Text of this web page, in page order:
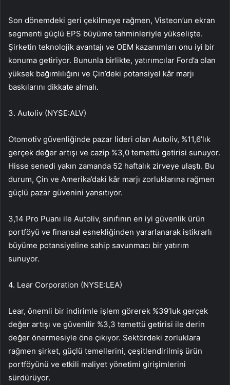
Son dönemdeki geri çekilmeye rağmen, Visteon’un ekran
segmenti güçlü EPS büyüme tahminleriyle yükselişte.
Şirketin teknolojik avantajı ve OEM kazanımları onu iyi bir
konuma getiriyor. Bununla birlikte, yatırımcılar Ford’a olan
yüksek bağımlılığını ve Çin’deki potansiyel kâr marjı
baskılarını dikkate almalı.
3. Autoliv (NYSE:ALV)
Otomotiv güvenliğinde pazar lideri olan Autoliv, %11,6’lık
gerçek değer artışı ve cazip %3,0 temettü getirisi sunuyor.
Hisse senedi yakın zamanda 52 haftalık zirveye ulaştı. Bu
durum, Çin ve Amerika’daki kâr marjı zorluklarına rağmen
güçlü pazar güvenini yansıtıyor.
3,14 Pro Puanı ile Autoliv, sınıfının en iyi güvenlik ürün
portföyü ve finansal esnekliğinden yararlanarak istikrarlı
büyüme potansiyeline sahip savunmacı bir yatırım
sunuyor.
4. Lear Corporation (NYSE:LEA)
Lear, önemli bir indirimle işlem görerek %39’luk gerçek
değer artışı ve güvenilir %3,3 temettü getirisi ile derin
değer önermesiyle öne çıkıyor. Sektördeki zorluklara
rağmen şirket, güçlü temellerini, çeşitlendirilmiş ürün
portföyünü ve etkili maliyet yönetimi girişimlerini
sürdürüyor.